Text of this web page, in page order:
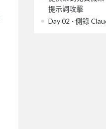
提示詞攻擊
Day 02 - 側錄